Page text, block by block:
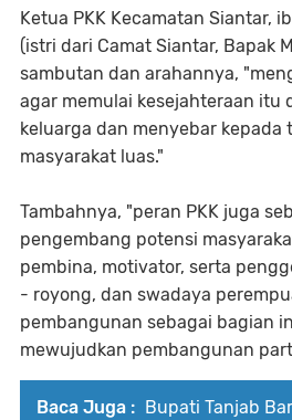
Ketua PKK Kecamatan Siantar,
(istri dari Camat Siantar, Bapak
sambutan dan arahannya,
agar memulai kesejahteraan itu
keluarga dan menyebar kepada
masyarakat luas."
Tambahnya, "peran PKK juga
pengembang potensi
pembina, motivator, serta
- royong, dan swadaya
pembangunan sebagai bagian
mewujudkan pembangunan
Baca Juga :
Bupati Tanjab